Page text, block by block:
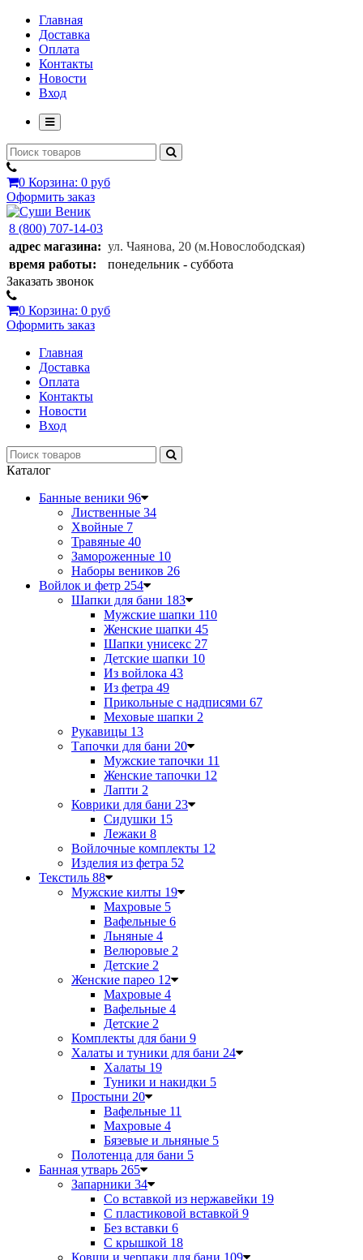
Главная
Доставка
Оплата
Контакты
Новости
Вход
0 Корзина: 0 руб
Оформить заказ
8 (800) 707-14-03
адрес магазина: ул. Чаянова, 20 (м.Новослободская)
время работы:
понедельник - суббота
Заказать звонок
0 Корзина: 0 руб
Оформить заказ
Главная
Доставка
Оплата
Контакты
Новости
Вход
Каталог
Банные веники 96
Лиственные 34
Хвойные 7
Травяные 40
Замороженные 10
Наборы веников 26
Войлок и фетр 254
Шапки для бани 183
Мужские шапки 110
Женские шапки 45
Шапки унисекс 27
Детские шапки 10
Из войлока 43
Из фетра 49
Прикольные с надписями 67
Меховые шапки 2
Рукавицы 13
Тапочки для бани 20
Мужские тапочки 11
Женские тапочки 12
Лапти 2
Коврики для бани 23
Сидушки 15
Лежаки 8
Войлочные комплекты 12
Изделия из фетра 52
Текстиль 88
Мужские килты 19
Махровые 5
Вафельные 6
Льняные 4
Велюровые 2
Детские 2
Женские парео 12
Махровые 4
Вафельные 4
Детские 2
Комплекты для бани 9
Халаты и туники для бани 24
Халаты 19
Туники и накидки 5
Простыни 20
Вафельные 11
Махровые 4
Бязевые и льняные 5
Полотенца для бани 5
Банная утварь 265
Запарники 34
Со вставкой из нержавейки 19
С пластиковой вставкой 9
Без вставки 6
С крышкой 18
Ковши и черпаки для бани 109